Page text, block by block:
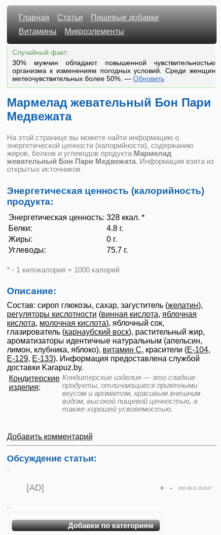
Главная Статьи
Пищевые добавки
Витамины
Микроэлементы
Случайный факт:
30% мужчин обладают повышенной чувствительностью
организма к изменениям погодных условий. Среди женщин
метеочувствительных более 50%. — Обновить
Мармелад жевательный Бон Пари
Медвежата
На этой странице вы можете найти информацию о
энергетической ценности (калорийности), содержанию
жиров, белков и углеводов продукта Мармелад
жевательный Бон Пари Медвежата. Информация взята из
открытых источников
Энергетическая ценность (калорийность)
продукта:
Энергетическая ценность: 328 ккал. *
Белки:
4.8 г.
Жиры:
0 г.
Углеводы:
75.7 г.
* - 1 килокалория = 1000 калорий
Описание:
Состав: сироп глюкозы, сахар, загуститель (желатин),
регуляторы кислотности (винная кислота, яблочная
кислота, молочная кислота), яблочный сок,
глазирователь (карнаубский воск), растительный жир,
ароматизаторы идентичные натуральным (апельсин,
лимон, клубника, яблоко), витамин C, красители (Е-104,
Е-129, Е-133). Информация предоставлена службой
доставки Karapuz.by.
Кондитерские
изделия:
Кондитерские изделия — это сладкие
продукты, отличающиеся приятными
вкусом и ароматом, красивым внешним
видом, высокой пищевой ценностью, а
также хорошей усвояемостью.
Добавить комментарий
Обсуждение статьи:
[AD] 2010-08-21 15:23:27
+ -
Добавки по категориям